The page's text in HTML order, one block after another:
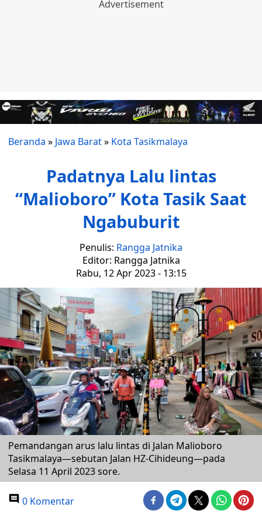
Beranda » Jawa Barat» Kota Tasikmalaya
Padatnya Lalu lintas
“Malioboro” Kota Tasik Saat
Ngabuburit
Penulis: Rangga Jatnika
Editor: Rangga Jatnika
Rabu, 12 Apr 2023 - 13:15
Pemandangan arus lalu lintas di Jalan Malioboro
Tasikmalaya—sebutan Jalan HZ-Cihideung—pada
Selasa 11 April 2023 sore.
0 Komentar